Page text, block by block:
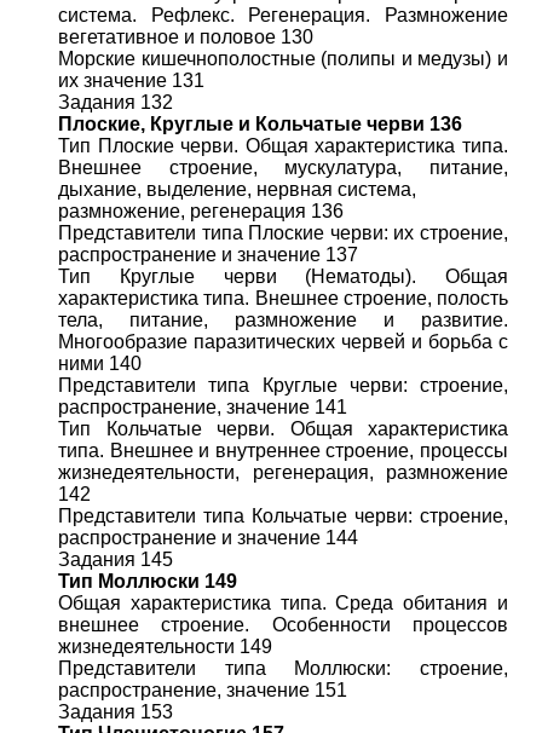
система. Рефлекс. Регенерация. Размножение
вегетативное и половое 130
Морские кишечнополостные (полипы и медузы) и
их значение 131
Задания 132
Плоские, Круглые и Кольчатые черви 136
Тип Плоские черви. Общая характеристика типа.
Внешнее строение, мускулатура, питание,
дыхание, выделение, нервная система,
размножение, регенерация 136
Представители типа Плоские черви: их строение,
распространение и значение 137
Тип Круглые черви (Нематоды). Общая
характеристика типа. Внешнее строение, полость
тела, питание, размножение и развитие.
Многообразие паразитических червей и борьба с
ними 140
Представители типа Круглые черви: строение,
распространение, значение 141
Тип Кольчатые черви. Общая характеристика
типа. Внешнее и внутреннее строение, процессы
жизнедеятельности, регенерация, размножение
142
Представители типа Кольчатые черви: строение,
распространение и значение 144
Задания 145
Тип Моллюски 149
Общая характеристика типа. Среда обитания и
внешнее строение. Особенности процессов
жизнедеятельности 149
Представители типа Моллюски: строение,
распространение, значение 151
Задания 153